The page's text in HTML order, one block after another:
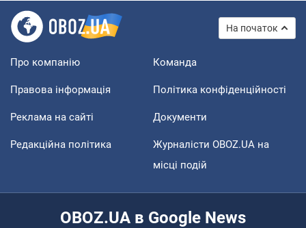
На початок
Про компанію Команда
Правова інформація Політика конфіденційності
Реклама на сайті Документи
Редакційна політика
Журналісти OBOZ.UA на
місці подій
OBOZ.UA в Google News